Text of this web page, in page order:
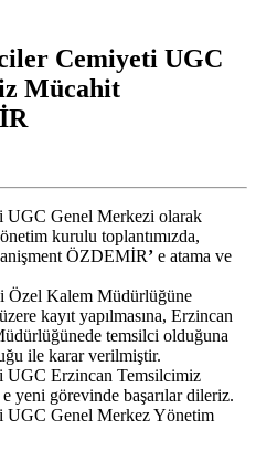
Cemiyeti UGC
Mücahit
UGC Genel Merkezi olarak
kurulu toplantımızda,
ÖZDEMİR’ e atama ve
Özel Kalem Müdürlüğüne
kayıt yapılmasına, Erzincan
temsilci olduğuna
ile karar verilmiştir.
UGC Erzincan Temsilcimiz
e yeni görevinde başarılar dileriz.
UGC Genel Merkez Yönetim